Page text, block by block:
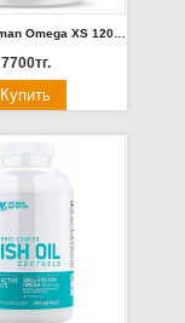
Ronnie Coleman Omega XS 120 капс.
7700тг.